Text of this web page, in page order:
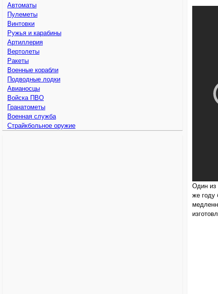
Автоматы
Пулеметы
Винтовки
Ружья и карабины
Артиллерия
Вертолеты
Ракеты
Военные корабли
Подводные лодки
Авианосцы
Войска ПВО
Гранатометы
Военная служба
Страйкбольное оружие
Один из
же году